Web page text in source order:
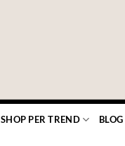
SHOP PER TREND BLOG